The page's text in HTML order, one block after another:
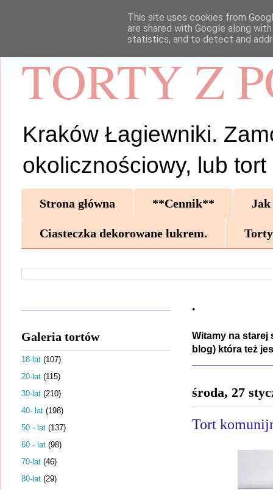
TORTY Z
Kraków Łagiewniki.
okolicznościowy, lub tort
Strona główna **Cennik** Jak
Ciasteczka dekorowane lukrem.
.
Witamy na starej
blog) która też
środa, 27
Tort
Galeria tortów
18-lat (107)
20-lat (115)
30-lat (210)
40- lat (198)
50 - lat (137)
60 - lat (98)
70-lat (46)
80-lat (29)
This site uses cookies from
are shared with Google along
statistics, and to detect and